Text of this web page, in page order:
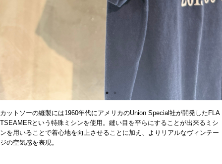
カットソーの縫製には1960年代にアメリカのUnion Special社が開発した FLA
TSEAMERという特殊ミシンを使用。縫い目を平らにすることが出来るミシ
ンを用いることで着心地を向上させることに加え、よりリアルなヴィンテー
ジの空気感を表現。